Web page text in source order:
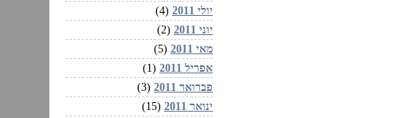
יולי 2011
(4)
יוני 2011
(2)
מאי 2011
(5)
אפריל 2011
(1)
פברואר 2011
(3)
ינואר 2011
(15)